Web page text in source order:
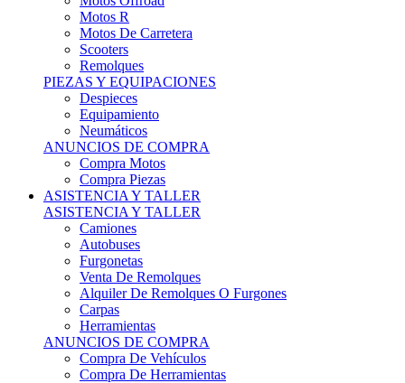
Motos R
Motos De Carretera
Scooters
Remolques
PIEZAS Y EQUIPACIONES
Despieces
Equipamiento
Neumáticos
ANUNCIOS DE COMPRA
Compra Motos
Compra Piezas
ASISTENCIA Y TALLER
ASISTENCIA Y TALLER
Camiones
Autobuses
Furgonetas
Venta De Remolques
Alquiler De Remolques O Furgones
Carpas
Herramientas
ANUNCIOS DE COMPRA
Compra De Vehículos
Compra De Herramientas